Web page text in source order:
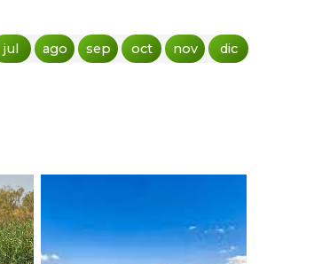
jul ago sep oct nov dic